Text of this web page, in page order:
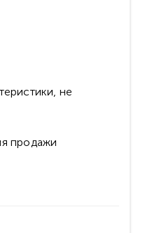
не
продажи